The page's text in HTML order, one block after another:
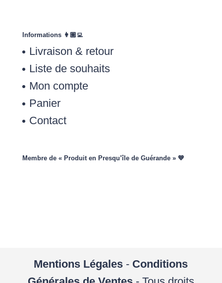
Informations 👩🏽‍💻
Livraison & retour
Liste de souhaits
Mon compte
Panier
Contact
Membre de « Produit en Presqu’île de Guérande » 💙
Mentions Légales - Conditions